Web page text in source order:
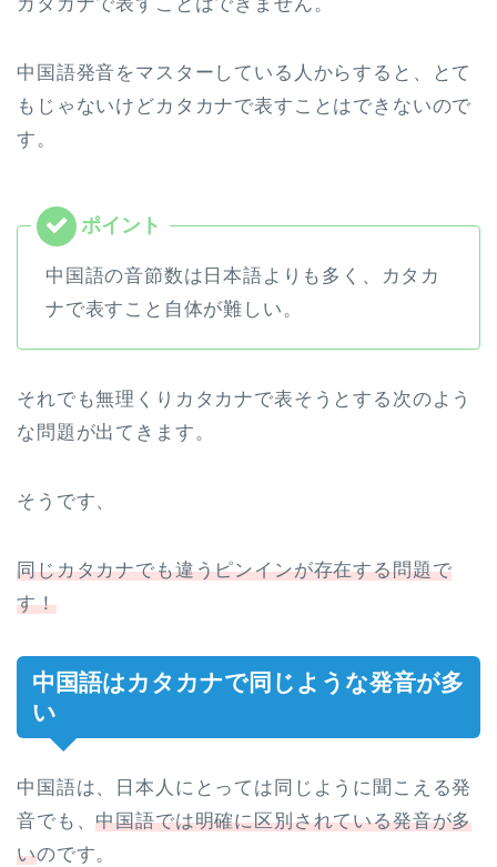
中国語発音をマスターしている人からすると、とて
もじゃないけどカタカナで表すことはできないので
す。
中国語の音節数は日本語よりも多く、カタカ
ナで表すこと自体が難しい。
それでも無理くりカタカナで表そうとする次のよう
な問題が出てきます。
そうです、
同じカタカナでも違うピンインが存在する問題で
す！
中国語はカタカナで同じような発音が多
い
中国語は、日本人にとっては同じように聞こえる発
音でも、中国語では明確に区別されている発音が多
いのです。